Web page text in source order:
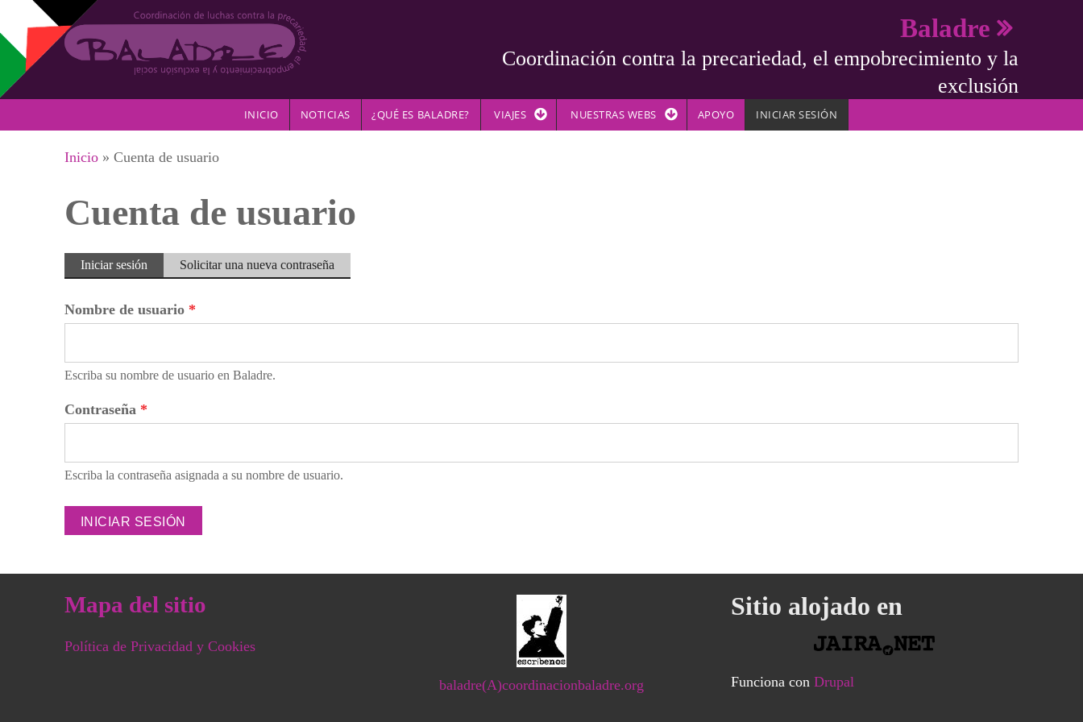
Pasar al contenido principal
Baladre
Coordinación contra la precariedad, el empobrecimiento y la
exclusión
INICIO NOTICIAS ¿QUÉ ES BALADRE? VIAJES NUESTRAS WEBS APOYO INICIAR SESIÓN
Se encuentra usted aquí
Inicio » Cuenta de usuario
Cuenta de usuario
Solapas principales
Iniciar sesión (solapaSolicitar una nueva contraseña
Nombre de usuario *
Escriba su nombre de usuario en Baladre.
Contraseña *
Escriba la contraseña asignada a su nombre de usuario.
Mapa del sitio
Política de Privacidad y Cookies
baladre(A)coordinacionbaladre.org
Sitio alojado en
Funciona con Drupal